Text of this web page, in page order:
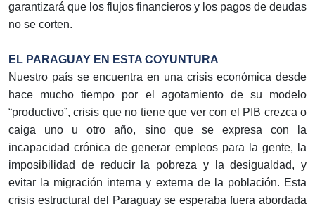
garantizará que los flujos financieros y los pagos de deudas
no se corten.
EL PARAGUAY EN ESTA COYUNTURA
Nuestro país se encuentra en una crisis económica desde
hace mucho tiempo por el agotamiento de su modelo
“productivo”, crisis que no tiene que ver con el PIB crezca o
caiga uno u otro año, sino que se expresa con la
incapacidad crónica de generar empleos para la gente, la
imposibilidad de reducir la pobreza y la desigualdad, y
evitar la migración interna y externa de la población. Esta
crisis estructural del Paraguay se esperaba fuera abordada